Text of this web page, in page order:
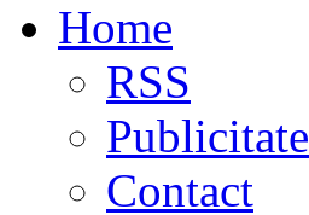
Home
RSS
Publicitate
Contact